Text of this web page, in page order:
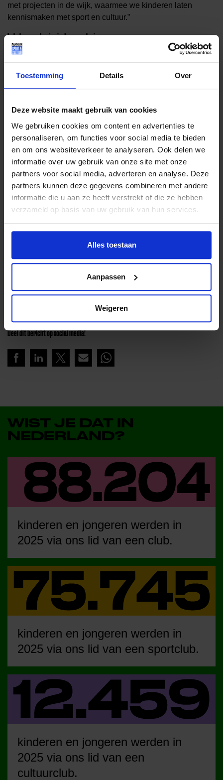
Toestemming Details Over
Deze website maakt gebruik van cookies
We gebruiken cookies om content en advertenties te
personaliseren, om functies voor social media te bieden
en om ons websiteverkeer te analyseren. Ook delen we
informatie over uw gebruik van onze site met onze
partners voor social media, adverteren en analyse. Deze
partners kunnen deze gegevens combineren met andere
informatie die u aan ze heeft verstrekt of die ze hebben
verzameld op basis van uw gebruik van hun services.
Alles toestaan
Aanpassen
Weigeren
met projecten in de wijk, waarmee we kinderen laten
kennismaken met sport en cultuur.”
Lokale verankering in de samenleving
het Politiedienstencentrum, dat de landelijke
meerdere parallellen. “De politie staat midden in de
van de tegenstellingen in de maatschappij, een inzicht dat
bij het Jeugdfonds zeer goed van pas komt.
Werkinhoudelijk zijn er ook raakvlakken. Ik ga opnieuw
werken in een landelijke organisatie, die een faciliterende
rol heeft ten opzichte van lokale organisaties. Zij weten het
best wat er speelt in hun gebied. Die lokale verankering in
de samenleving is belangrijk.”
Lees ook het interview met Petra
Lees meer nieuws
Deel dit bericht op social media!
WIST JE DAT IN
NEDERLAND?
kinderen en jongeren werden in
2025 via ons lid van een club.
kinderen en jongeren werden in
2025 via ons lid van een sportclub.
kinderen en jongeren werden in
2025 via ons lid van een
cultuurclub.